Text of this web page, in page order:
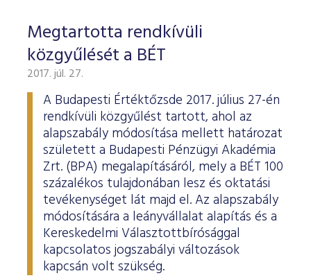
Megtartotta rendkívüli
közgyűlését a BÉT
2017. júl. 27.
A Budapesti Értéktőzsde 2017. július 27-én
rendkívüli közgyűlést tartott, ahol az
alapszabály módosítása mellett határozat
született a Budapesti Pénzügyi Akadémia
Zrt. (BPA) megalapításáról, mely a BÉT 100
százalékos tulajdonában lesz és oktatási
tevékenységet lát majd el. Az alapszabály
módosítására a leányvállalat alapítás és a
Kereskedelmi Választottbírósággal
kapcsolatos jogszabályi változások
kapcsán volt szükség.